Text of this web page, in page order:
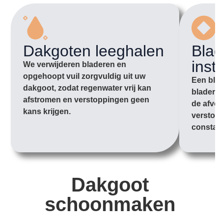
Dakgoten leeghalen
We verwijderen bladeren en
opgehoopt vuil zorgvuldig uit uw
dakgoot, zodat regenwater vrij kan
afstromen en verstoppingen geen
kans krijgen.
Een
de
Dakgoot
schoonmaken